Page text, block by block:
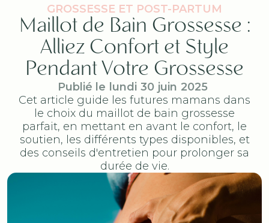
GROSSESSE ET POST-PARTUM
Maillot de Bain Grossesse :
Alliez Confort et Style
Pendant Votre Grossesse
Publié le lundi 30 juin 2025
Cet article guide les futures mamans dans
le choix du maillot de bain grossesse
parfait, en mettant en avant le confort, le
soutien, les différents types disponibles, et
des conseils d'entretien pour prolonger sa
durée de vie.